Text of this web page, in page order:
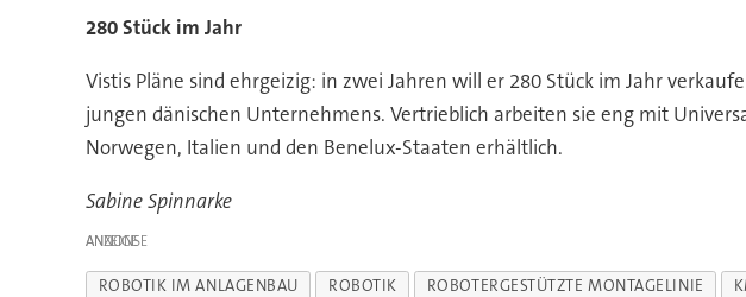
280 Stück im Jahr
Vistis Pläne sind ehrgeizig: in zwei Jahren will er 280 Stück im Jahr
jungen dänischen Unternehmens. Vertrieblich arbeiten sie eng mit
Norwegen, Italien und den Benelux-Staaten erhältlich.
Sabine Spinnarke
ANZEIGE
ROBOTIK IM ANLAGENBAU ROBOTIK ROBOTERGESTÜTZTE MONTAGELINIE